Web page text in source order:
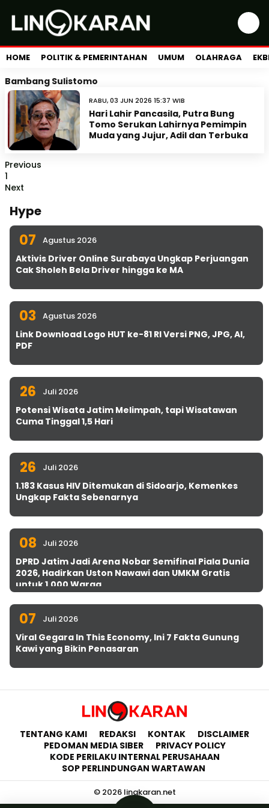
HOME POLITIK & PEMERINTAHAN UMUM OLAHRAGA
Bambang Sulistomo
RABU, 03 JUN 2026 15:37 WIB
Hari Lahir Pancasila, Putra Bung
Tomo Serukan Lahirnya Pemimpin
Muda yang Jujur, Adil dan Terbuka
Previous
1
Next
Hype
07 Agustus 2026
Aktivis Driver Online Surabaya Ungkap Perjuangan
Cak Sholeh Bela Driver hingga ke MA
03 Agustus 2026
Link Download Logo HUT ke-81 RI Versi PNG, JPG, AI,
PDF
26 Juli 2026
Potensi Wisata Jatim Melimpah, tapi Wisatawan
Cuma Tinggal 1,5 Hari
26 Juli 2026
1.183 Kasus HIV Ditemukan di Sidoarjo, Kemenkes
Ungkap Fakta Sebenarnya
08 Juli 2026
DPRD Jatim Jadi Arena Nobar Semifinal Piala Dunia
2026, Hadirkan Uston Nawawi dan UMKM Gratis
untuk 1.000 Warga
07 Juli 2026
Viral Gegara In This Economy, Ini 7 Fakta Gunung
Kawi yang Bikin Penasaran
TENTANG KAMI REDAKSI KONTAK
DISCLAIMER
PEDOMAN MEDIA SIBER
PRIVACY POLICY
KODE PERILAKU INTERNAL PERUSAHAAN
SOP PERLINDUNGAN WARTAWAN
© 2026 lingkaran.net